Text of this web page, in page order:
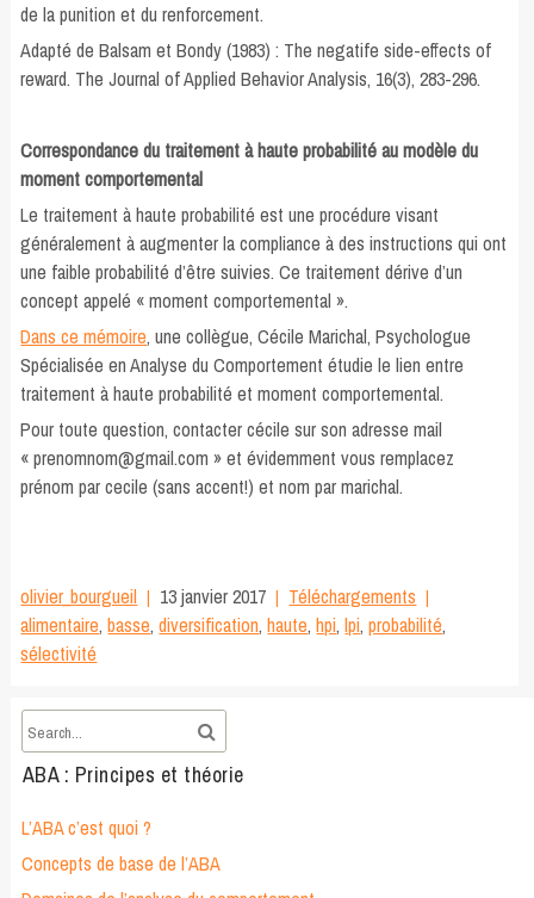
de la punition et du renforcement.
Adapté de Balsam et Bondy (1983) : The negatife side-effects of
reward. The Journal of Applied Behavior Analysis, 16(3), 283-296.
Correspondance du traitement à haute probabilité au modèle du
moment comportemental
Le traitement à haute probabilité est une procédure visant
généralement à augmenter la compliance à des instructions qui ont
une faible probabilité d’être suivies. Ce traitement dérive d’un
concept appelé « moment comportemental ».
Dans ce mémoire, une collègue, Cécile Marichal, Psychologue
Spécialisée en Analyse du Comportement étudie le lien entre
traitement à haute probabilité et moment comportemental.
Pour toute question, contacter cécile sur son adresse mail
« prenomnom@gmail.com » et évidemment vous remplacez
prénom par cecile (sans accent!) et nom par marichal.
olivier_bourgueil 13 janvier 2017
Téléchargements
alimentaire,basse,diversification,haute,hpi,lpi,probabilité,
sélectivité
ABA : Principes et théorie
L’ABA c’est quoi ?
Concepts de base de l’ABA